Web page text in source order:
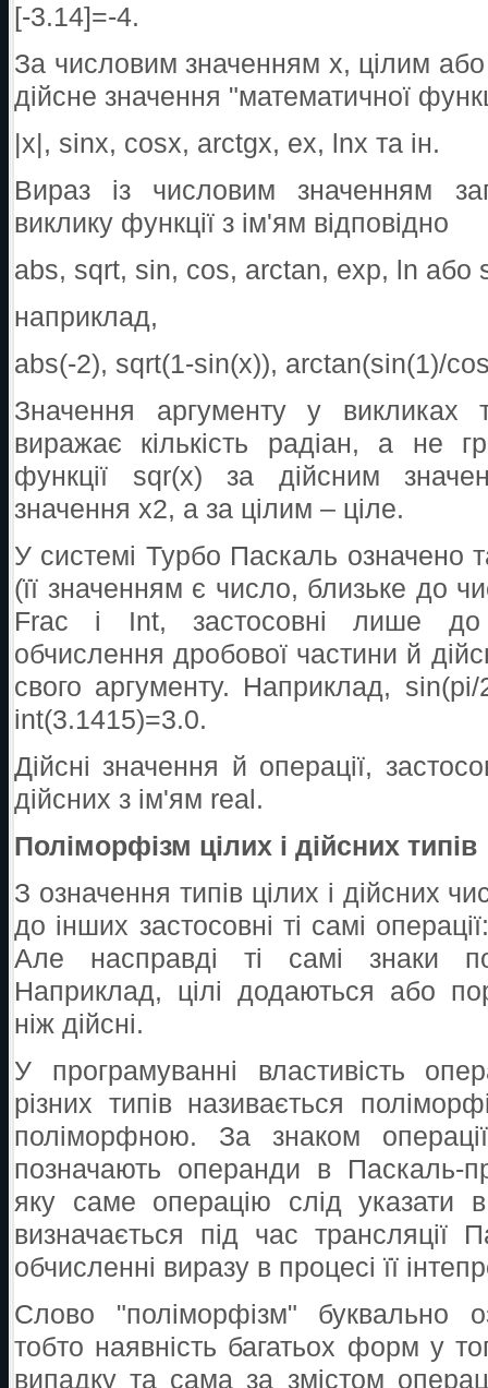
[-3.14]=-4.
За числовим значенням x, цілим
дійсне значення "математичної
|x|, sinx, cosx, arctgx, ex, lnx та ін.
Вираз із числовим значенням
виклику функції з ім'ям відповідно
abs, sqrt, sin, cos, arctan, exp, ln або
наприклад,
abs(-2), sqrt(1-sin(x)), arctan(sin(1)/
Значення аргументу у викликах
виражає кількість радіан, а не
функції sqr(x) за дійсним
значення x2, а за цілим – ціле.
У системі Турбо Паскаль означено
(її значенням є число, близьке до
Frac і Int, застосовні лише
обчислення дробової частини й
свого аргументу. Наприклад,
int(3.1415)=3.0.
Дійсні значення й операції,
дійсних з ім'ям real.
Поліморфізм цілих і дійсних типів
З означення типів цілих і дійсних
до інших застосовні ті самі
Але насправді ті самі знаки
Наприклад, цілі додаються або
ніж дійсні.
У програмуванні властивість
різних типів називається
поліморфною. За знаком
позначають операнди в Паскаль-
яку саме операцію слід указати
визначається під час трансляції
обчисленні виразу в процесі її
Слово "поліморфізм" буквально
тобто наявність багатьох форм у
випадку та сама за змістом